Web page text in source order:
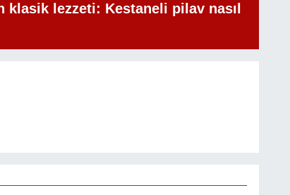
klasik lezzeti: Kestaneli pilav nasıl